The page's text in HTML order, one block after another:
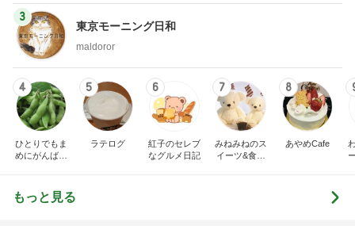
3
東京モーニング日和
maldoror
4
ひとりでもま
めにがんばる
5
ラテログ
6
紅子のセレブ
なグルメ日記
7
みねみねのス
イーツ&食パ
8
あやめCafe
もっと見る